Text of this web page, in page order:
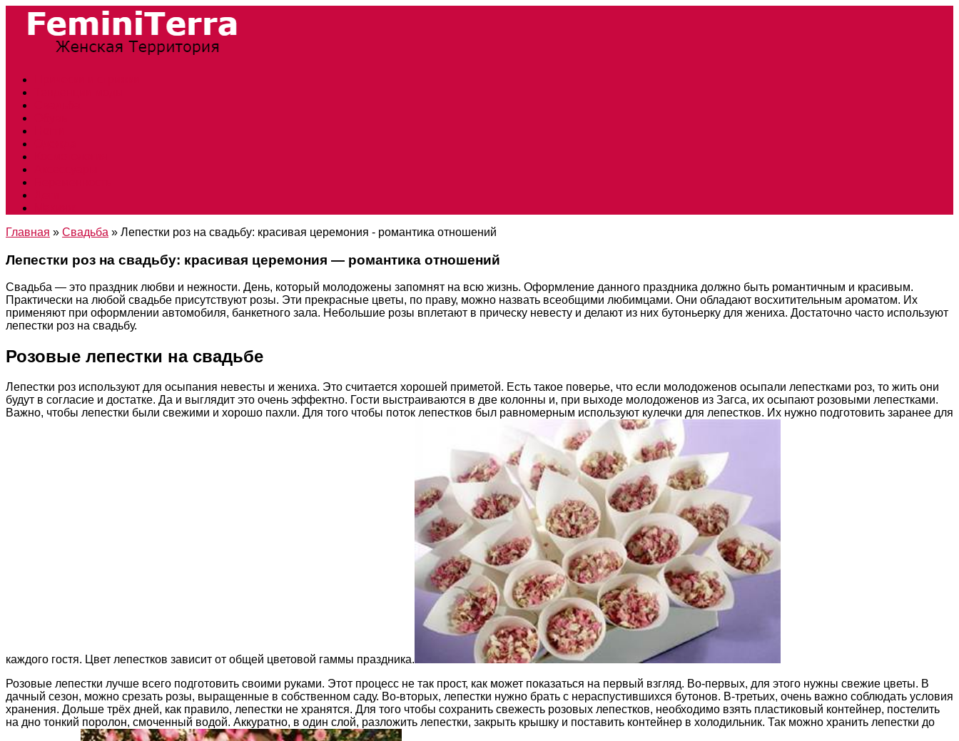
Главная » Свадьба » Лепестки роз на свадьбу: красивая церемония - романтика отношений
Лепестки роз на свадьбу: красивая церемония — романтика отношений
Свадьба — это праздник любви и нежности. День, который молодожены запомнят на всю жизнь. Оформление данного праздника должно быть романтичным и красивым.
Практически на любой свадьбе присутствуют розы. Эти прекрасные цветы, по праву, можно назвать всеобщими любимцами. Они обладают восхитительным ароматом. Их
применяют при оформлении автомобиля, банкетного зала. Небольшие розы вплетают в прическу невесту и делают из них бутоньерку для жениха. Достаточно часто используют
лепестки роз на свадьбу.
Розовые лепестки на свадьбе
Лепестки роз используют для осыпания невесты и жениха. Это считается хорошей приметой. Есть такое поверье, что если молодоженов осыпали лепестками роз, то жить они
будут в согласие и достатке. Да и выглядит это очень эффектно. Гости выстраиваются в две колонны и, при выходе молодоженов из Загса, их осыпают розовыми лепестками.
Важно, чтобы лепестки были свежими и хорошо пахли. Для того чтобы поток лепестков был равномерным используют кулечки для лепестков. Их нужно подготовить заранее для
каждого гостя. Цвет лепестков зависит от общей цветовой гаммы праздника.
Розовые лепестки лучше всего подготовить своими руками. Этот процесс не так прост, как может показаться на первый взгляд. Во-первых, для этого нужны свежие цветы. В
дачный сезон, можно срезать розы, выращенные в собственном саду. Во-вторых, лепестки нужно брать с нераспустившихся бутонов. В-третьих, очень важно соблюдать условия
хранения. Дольше трёх дней, как правило, лепестки не хранятся. Для того чтобы сохранить свежесть розовых лепестков, необходимо взять пластиковый контейнер, постелить
на дно тонкий поролон, смоченный водой. Аккуратно, в один слой, разложить лепестки, закрыть крышку и поставить контейнер в холодильник. Так можно хранить лепестки до